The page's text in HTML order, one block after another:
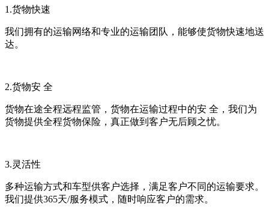
1.货物快速
我们拥有的运输网络和专业的运输团队，能够使货物快速地送
达。
2.货物安 全
货物在途全程远程监管，货物在运输过程中的安 全，我们为
货物提供全程货物保险，真正做到客户无后顾之忧。
3.灵活性
多种运输方式和车型供客户选择，满足客户不同的运输要求。
我们提供365天/服务模式，随时响应客户的需求。